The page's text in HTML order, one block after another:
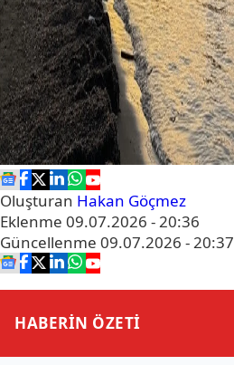
Oluşturan Hakan Göçmez
Eklenme 09.07.2026 - 20:36
Güncellenme 09.07.2026 - 20:37
HABERİN ÖZETİ